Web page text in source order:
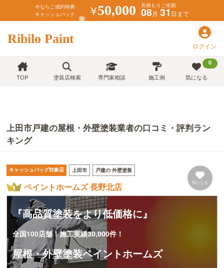
今ならご成約特典
キャッシュバック
￥50,000 見積もりご依頼
08月 31日まで
Ribilo Paint ログイン
TOP 塗装店検索 専門家相談 施工例
0
気になる
上田市戸建の屋根・外壁塗装業者の口コミ・評判ラン
キング
キャッシュバッグ対象店 上田市 戸建の 外壁塗装
ペイントホームズ 長野北店 気になる
『高品質塗装をより低価格に』
全国100店舗！施工実績30,000件！
屋根・外壁塗装ペイントホームズ